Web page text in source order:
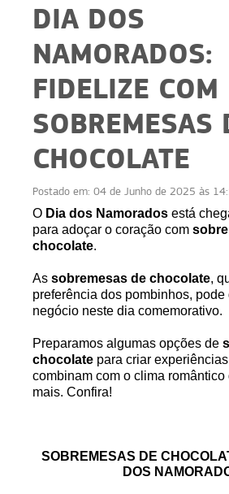
DIA DOS
NAMORADOS:
FIDELIZE COM
SOBREMESAS
CHOCOLATE
Postado em: 04 de Junho de 2025 às
O Dia dos Namorados está
para adoçar o coração com
chocolate.
As sobremesas de chocolate,
preferência dos pombinhos, pode
negócio neste dia comemorativo.
Preparamos algumas opções de
chocolate para criar
combinam com o clima romântico
mais. Confira!
SOBREMESAS DE
DOS